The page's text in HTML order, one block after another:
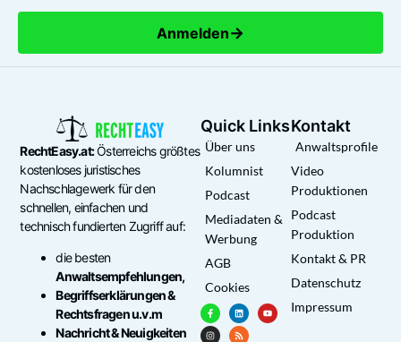
Anmelden→
RechtEasy.at:Österreichs größtes
kostenloses juristisches
Nachschlagewerk für den
schnellen, einfachen und
technisch fundierten Zugriff auf:
die besten
Anwaltsempfehlungen,
Begriffserklärungen &
Rechtsfragen u.v.m
Nachricht & Neuigkeiten
Quick Links
Über uns
Kolumnist
Podcast
Mediadaten &
Werbung
AGB
Cookies
Kontakt
Anwaltsprofile
Video
Produktionen
Podcast
Produktion
Kontakt & PR
Datenschutz
Impressum